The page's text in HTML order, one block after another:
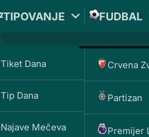
TIPOVANJE
Tiket Dana
Tip Dana
Najave Mečeva
FUDBAL
Crvena
Partizan
Premijer